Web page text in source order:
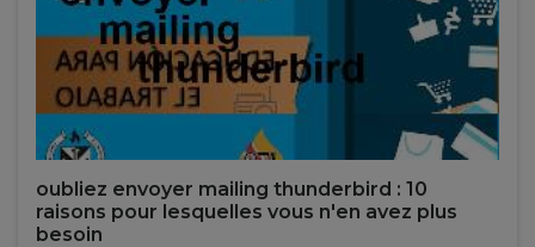
oubliez envoyer mailing thunderbird : 10
raisons pour lesquelles vous n'en avez plus
besoin